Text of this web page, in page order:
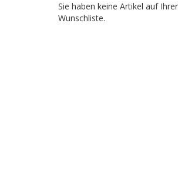
Sie haben keine Artikel auf Ihrer
Wunschliste.